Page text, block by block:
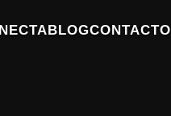
BLOGCONTACTO